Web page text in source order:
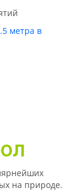
метра в
на природе.